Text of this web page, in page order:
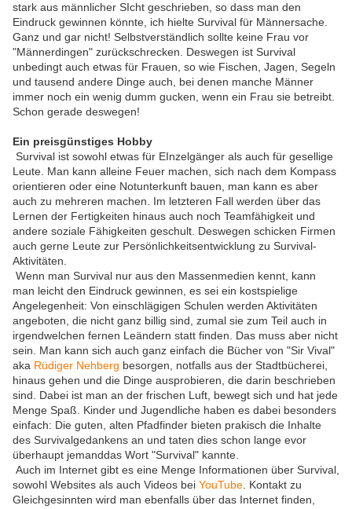
stark aus männlicher SIcht geschrieben, so dass man den
Eindruck gewinnen könnte, ich hielte Survival für Männersache.
Ganz und gar nicht! Selbstverständlich sollte keine Frau vor
"Männerdingen" zurückschrecken. Deswegen ist Survival
unbedingt auch etwas für Frauen, so wie Fischen, Jagen, Segeln
und tausend andere Dinge auch, bei denen manche Männer
immer noch ein wenig dumm gucken, wenn ein Frau sie betreibt.
Schon gerade deswegen!
Ein preisgünstiges Hobby
Survival ist sowohl etwas für EInzelgänger als auch für gesellige
Leute. Man kann alleine Feuer machen, sich nach dem Kompass
orientieren oder eine Notunterkunft bauen, man kann es aber
auch zu mehreren machen. Im letzteren Fall werden über das
Lernen der Fertigkeiten hinaus auch noch Teamfähigkeit und
andere soziale Fähigkeiten geschult. Deswegen schicken Firmen
auch gerne Leute zur Persönlichkeitsentwicklung zu Survival-
Aktivitäten.
Wenn man Survival nur aus den Massenmedien kennt, kann
man leicht den Eindruck gewinnen, es sei ein kostspielige
Angelegenheit: Von einschlägigen Schulen werden Aktivitäten
angeboten, die nicht ganz billig sind, zumal sie zum Teil auch in
irgendwelchen fernen Leändern statt finden. Das muss aber nicht
sein. Man kann sich auch ganz einfach die Bücher von "Sir Vival"
aka Rüdiger Nehberg besorgen, notfalls aus der Stadtbücherei,
hinaus gehen und die Dinge ausprobieren, die darin beschrieben
sind. Dabei ist man an der frischen Luft, bewegt sich und hat jede
Menge Spaß. Kinder und Jugendliche haben es dabei besonders
einfach: Die guten, alten Pfadfinder bieten prakisch die Inhalte
des Survivalgedankens an und taten dies schon lange evor
überhaupt jemanddas Wort "Survival" kannte.
Auch im Internet gibt es eine Menge Informationen über Survival,
sowohl Websites als auch Videos bei YouTube . Kontakt zu
Gleichgesinnten wird man ebenfalls über das Internet finden,